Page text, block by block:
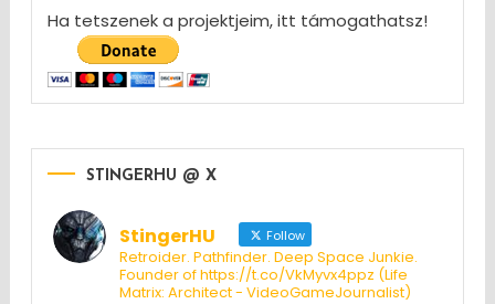
Ha tetszenek a projektjeim, itt támogathatsz!
STINGERHU @ X
StingerHU Follow
Retroider. Pathfinder. Deep Space Junkie.
Founder of https://t.co/VkMyvx4ppz (Life
Matrix: Architect - VideoGameJournalist)